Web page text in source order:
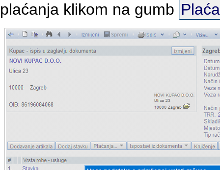
plaćanja klikom na gumb